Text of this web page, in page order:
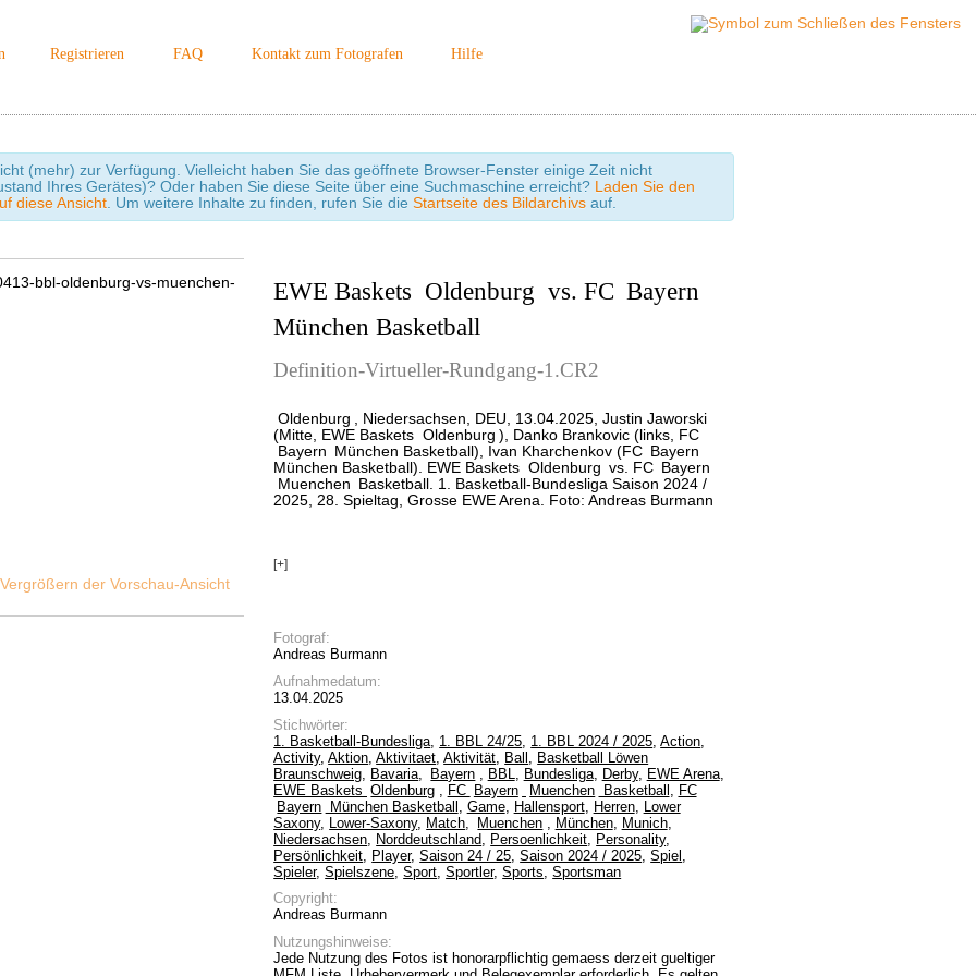
Registrieren FAQ Kontakt zum Fotografen Hilfe
(mehr) zur Verfügung. Vielleicht haben Sie das geöffnete Browser-Fenster einige Zeit nicht
Ihres Gerätes)? Oder haben Sie diese Seite über eine Suchmaschine erreicht? Laden Sie den
diese Ansicht. Um weitere Inhalte zu finden, rufen Sie die Startseite des Bildarchivs auf.
EWE Baskets Oldenburg vs. FC Bayern
München Basketball
Definition-Virtueller-Rundgang-1.CR2
Oldenburg , Niedersachsen, DEU, 13.04.2025, Justin Jaworski
(Mitte, EWE Baskets Oldenburg ), Danko Brankovic (links, FC
Bayern
München Basketball), Ivan Kharchenkov (FC Bayern
München Basketball). EWE Baskets Oldenburg vs. FC Bayern
Muenchen
Basketball. 1. Basketball-Bundesliga Saison 2024 /
2025, 28. Spieltag, Grosse EWE Arena. Foto: Andreas Burmann
[+]
Fotograf:
Andreas Burmann
Aufnahmedatum:
13.04.2025
Stichwörter:
1. Basketball-Bundesliga 1. BBL 24/25 1. BBL 2024 / 2025 ,Action
Activity,Aktion ,Aktivitaet ,Aktivität Ball
Basketball Löwen
Braunschweig Bavaria Bayern BBL Bundesliga, Derby, EWE Arena,
EWE Baskets Oldenburg FC Bayern Muenchen Basketball
FC
Bayern München Basketball Game, Hallensport, Herren, Lower
Saxony, Lower-Saxony, Match Muenchen München, Munich,
Niedersachsen Norddeutschland Persoenlichkeit Personality,
Persönlichkeit Player,Saison 24 / 25 ,Saison 2024 / 2025 ,Spiel
Spieler,Spielszene ,Sport ,Sportler,Sports ,Sportsman
Copyright:
Andreas Burmann
Nutzungshinweise:
Jede Nutzung des Fotos ist honorarpflichtig gemaess derzeit gueltiger